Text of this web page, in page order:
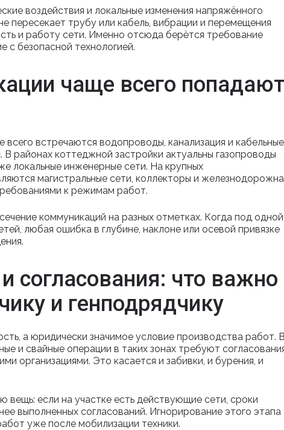
воздействия и локальные изменения напряжённого
пересекает трубу или кабель, вибрации и перемещения
и работу сети. Именно отсюда берётся требование
с безопасной технологией.
чаще всего попадают
всего встречаются водопроводы, канализация и кабельные
В районах коттеджной застройки актуальны газопроводы
локальные инженерные сети. На крупных
магистральные сети, коллекторы и
к режимам работ.
коммуникаций на разных отметках. Когда под одной
любая ошибка в глубине, наклоне или осевой привязке
согласования: что важно
и генподрядчику
а юридически значимое условие производства работ. В
и свайные операции в таких зонах требуют
организациями. Это касается и забивки, и бурения, и
вещь: если на участке есть действующие сети, сроки
выполненных согласований. Игнорирование этого этапа
уже после мобилизации техники.